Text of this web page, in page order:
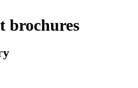
brochures